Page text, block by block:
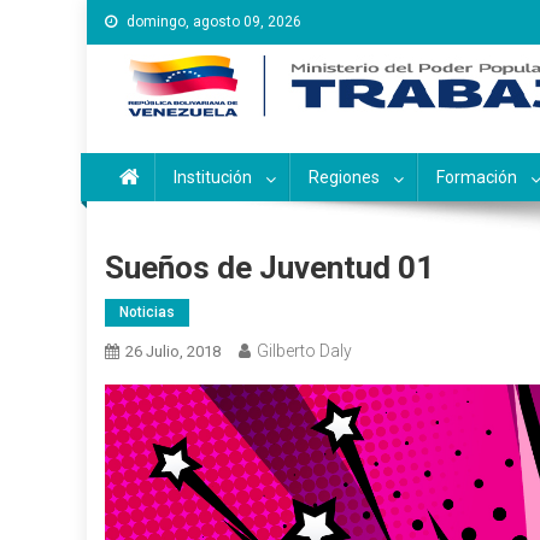
Saltar
al
contenido
domingo, agosto 09, 2026
Instituto Nacional de
Inces
Institución Regiones Formación
Sueños de Juventud 01
Noticias
26 Julio, 2018 Gilberto Daly